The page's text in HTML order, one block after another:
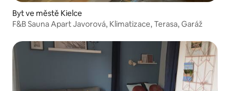
Byt ve městě Kielce
F&B Sauna Apart Javorová, Klimatizace, Terasa, Garáž